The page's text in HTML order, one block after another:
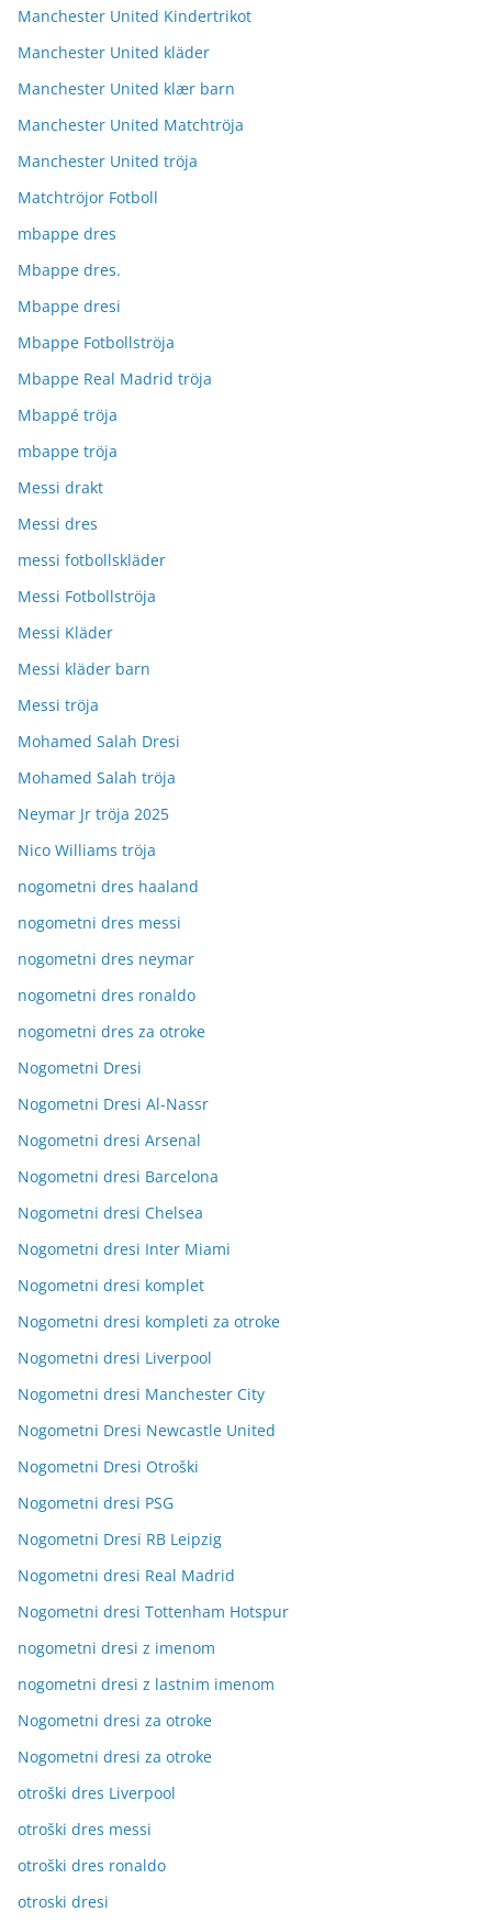
Manchester United Kindertrikot
Manchester United kläder
Manchester United klær barn
Manchester United Matchtröja
Manchester United tröja
Matchtröjor Fotboll
mbappe dres
Mbappe dres.
Mbappe dresi
Mbappe Fotbollströja
Mbappe Real Madrid tröja
Mbappé tröja
mbappe tröja
Messi drakt
Messi dres
messi fotbollskläder
Messi Fotbollströja
Messi Kläder
Messi kläder barn
Messi tröja
Mohamed Salah Dresi
Mohamed Salah tröja
Neymar Jr tröja 2025
Nico Williams tröja
nogometni dres haaland
nogometni dres messi
nogometni dres neymar
nogometni dres ronaldo
nogometni dres za otroke
Nogometni Dresi
Nogometni Dresi Al-Nassr
Nogometni dresi Arsenal
Nogometni dresi Barcelona
Nogometni dresi Chelsea
Nogometni dresi Inter Miami
Nogometni dresi komplet
Nogometni dresi kompleti za otroke
Nogometni dresi Liverpool
Nogometni dresi Manchester City
Nogometni Dresi Newcastle United
Nogometni Dresi Otroški
Nogometni dresi PSG
Nogometni Dresi RB Leipzig
Nogometni dresi Real Madrid
Nogometni dresi Tottenham Hotspur
nogometni dresi z imenom
nogometni dresi z lastnim imenom
Nogometni dresi za otroke
Nogometni dresi za otroke
otroški dres Liverpool
otroški dres messi
otroški dres ronaldo
otroski dresi